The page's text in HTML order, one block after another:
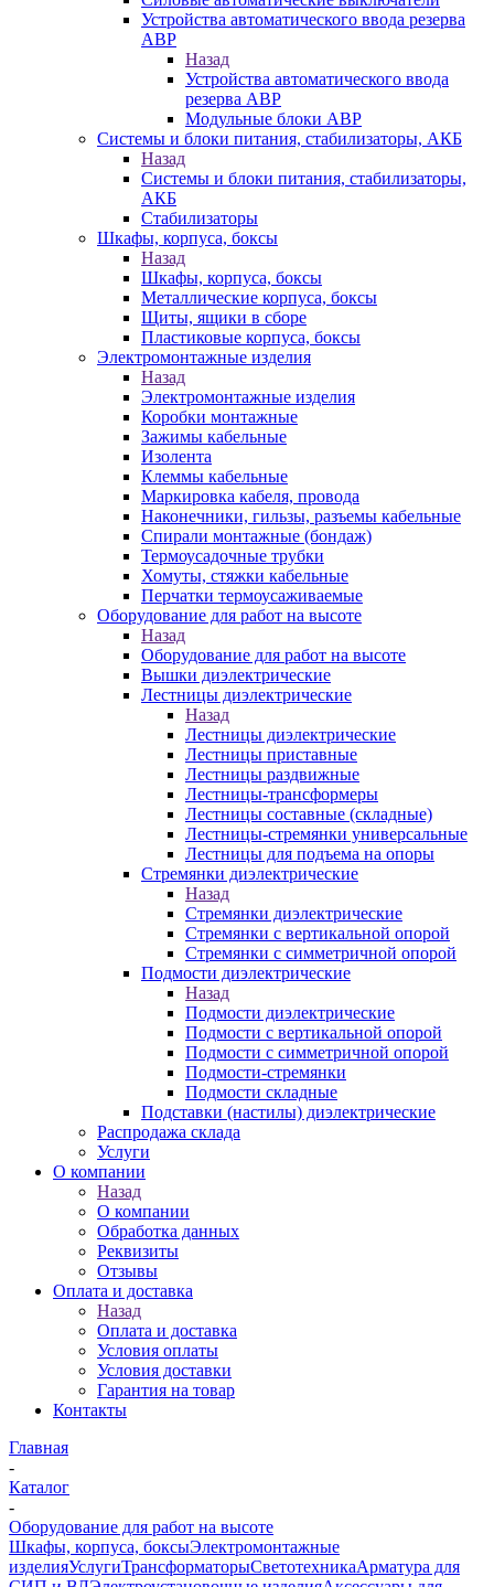
Устройства автоматического ввода резерва
АВР
Назад
Устройства автоматического ввода
резерва АВР
Модульные блоки АВР
Системы и блоки питания, стабилизаторы, АКБ
Назад
Системы и блоки питания, стабилизаторы,
АКБ
Стабилизаторы
Шкафы, корпуса, боксы
Назад
Шкафы, корпуса, боксы
Металлические корпуса, боксы
Щиты, ящики в сборе
Пластиковые корпуса, боксы
Электромонтажные изделия
Назад
Электромонтажные изделия
Коробки монтажные
Зажимы кабельные
Изолента
Клеммы кабельные
Маркировка кабеля, провода
Наконечники, гильзы, разъемы кабельные
Спирали монтажные (бондаж)
Термоусадочные трубки
Хомуты, стяжки кабельные
Перчатки термоусаживаемые
Оборудование для работ на высоте
Назад
Оборудование для работ на высоте
Вышки диэлектрические
Лестницы диэлектрические
Назад
Лестницы диэлектрические
Лестницы приставные
Лестницы раздвижные
Лестницы-трансформеры
Лестницы составные (складные)
Лестницы-стремянки универсальные
Лестницы для подъема на опоры
Стремянки диэлектрические
Назад
Стремянки диэлектрические
Стремянки с вертикальной опорой
Стремянки с симметричной опорой
Подмости диэлектрические
Назад
Подмости диэлектрические
Подмости с вертикальной опорой
Подмости с симметричной опорой
Подмости-стремянки
Подмости складные
Подставки (настилы) диэлектрические
Распродажа склада
Услуги
О компании
Назад
О компании
Обработка данных
Реквизиты
Отзывы
Оплата и доставка
Назад
Оплата и доставка
Условия оплаты
Условия доставки
Гарантия на товар
Контакты
Главная
-
Каталог
-
Оборудование для работ на высоте
Шкафы, корпуса, боксыЭлектромонтажные
изделияУслугиТрансформаторыСветотехникаАрматура для